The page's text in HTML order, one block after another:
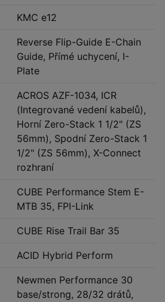
KMC e12
Reverse Flip-Guide E-Chain
Guide, Přímé uchycení, I-
Plate
ACROS AZF-1034, ICR
(Integrované vedení kabelů),
Horní Zero-Stack 1 1/2" (ZS
56mm), Spodní Zero-Stack 1
1/2" (ZS 56mm), X-Connect
rozhraní
CUBE Performance Stem E-
MTB 35, FPI-Link
CUBE Rise Trail Bar 35
ACID Hybrid Perform
Newmen Performance 30
base/strong, 28/32 drátů,